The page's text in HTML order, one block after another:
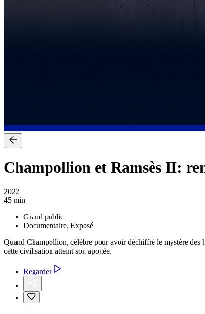
Champollion et Ramsès II:
2022
45 min
Grand public
Documentaire, Exposé
Quand Champollion, célèbre pour avoir déchiffré le mystère
cette civilisation atteint son apogée.
Regarder